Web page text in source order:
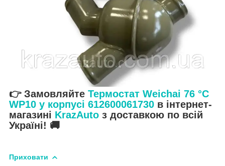
👉 Замовляйте Термостат Weichai 76 °C
WP10 у корпусі 612600061730 в інтернет-
магазині KrazAuto з доставкою по всій
Україні! 🚚
Приховати